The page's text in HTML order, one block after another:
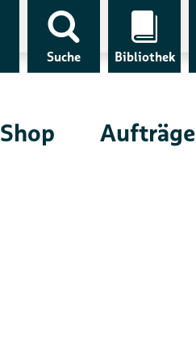
Suche Bibliothek
Shop Aufträge